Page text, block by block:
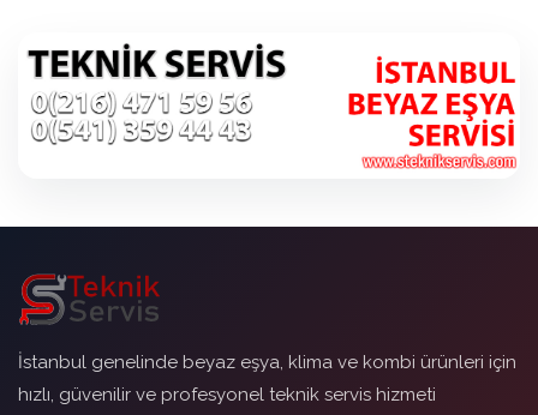
İstanbul genelinde beyaz eşya, klima ve kombi ürünleri için
hızlı, güvenilir ve profesyonel teknik servis hizmeti